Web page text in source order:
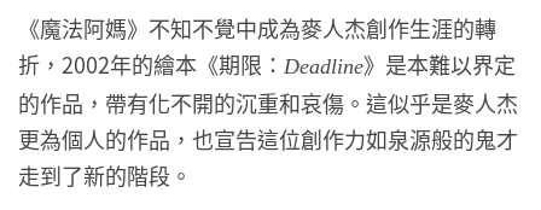
《魔法阿媽》不知不覺中成為麥人杰創作生涯的轉
折，2002年的繪本《期限： Deadline》是本難以界定
的作品，帶有化不開的沉重和哀傷。這似乎是麥人杰
更為個人的作品，也宣告這位創作力如泉源般的鬼才
走到了新的階段。